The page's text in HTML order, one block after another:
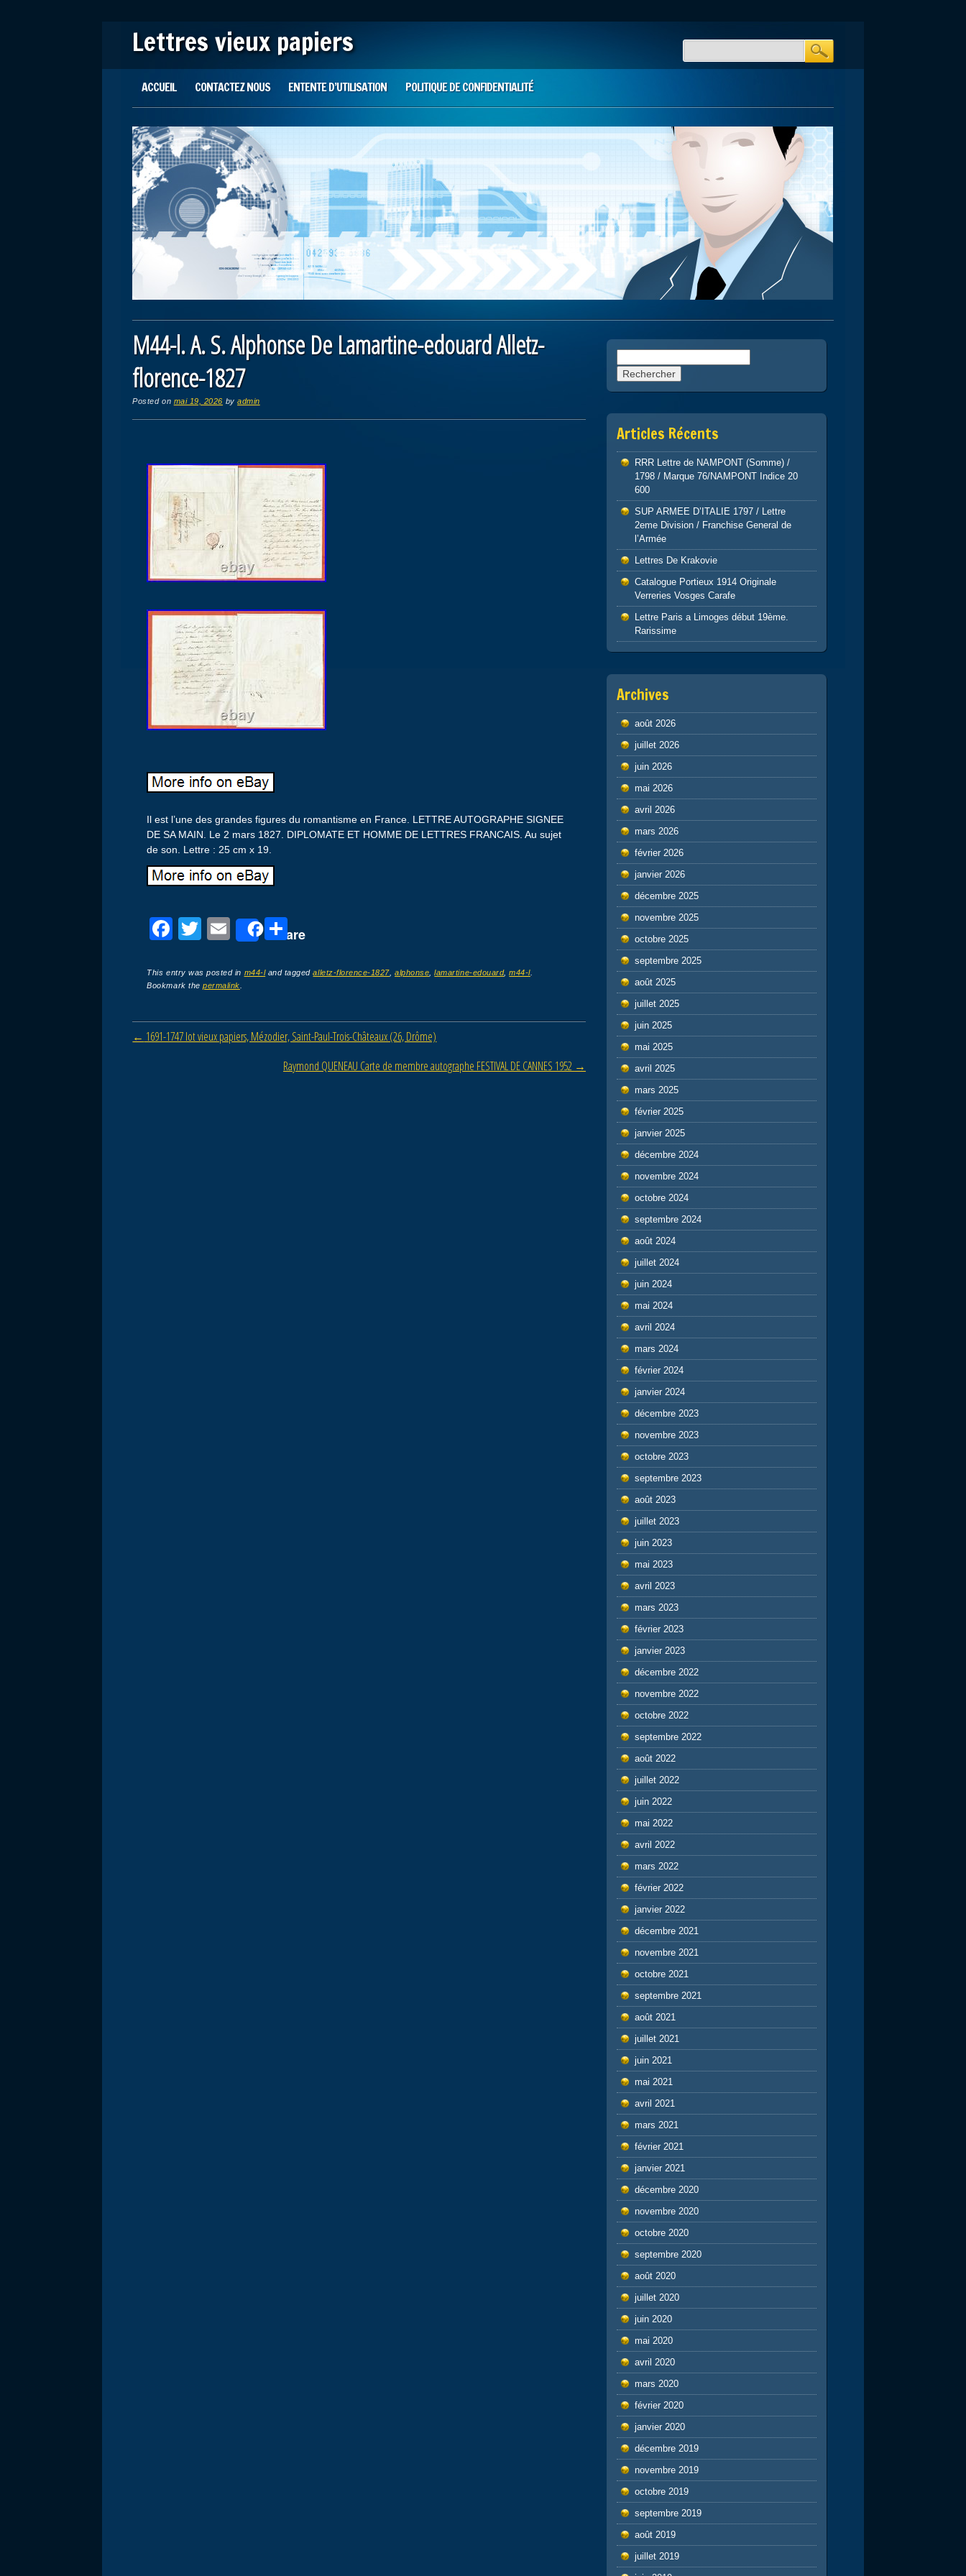
Lettres vieux papiers
Main menu
ACCUEIL CONTACTEZ NOUS ENTENTE D’UTILISATION POLITIQUE DE CONFIDENTIALITÉ
M44-l. A. S. Alphonse De Lamartine-edouard Alletz-
florence-1827
Posted on mai 19, 2026 byadmin
Il est l’une des grandes figures du romantisme en France. LETTRE AUTOGRAPHE SIGNEE
DE SA MAIN. Le 2 mars 1827. DIPLOMATE ET HOMME DE LETTRES FRANCAIS. Au sujet
de son. Lettre : 25 cm x 19.
F
c
e
b
o
T
tt
er
E
ail
Share
P
ta
er
This entry was posted in m44-land taggedalletz-florence-1827,alphonse ,lamartine-edouard,m44-l.
Bookmark thepermalink
Post navigation
← 1691-1747 lot vieux papiers, Mézodier, Saint-Paul-Trois-Châteaux (26, Drôme)
Raymond QUENEAU Carte de membre autographe FESTIVAL DE CANNES 1952 →
Articles Récents
RRR Lettre de NAMPONT (Somme) /
1798 / Marque 76/NAMPONT Indice 20
600
SUP ARMEE D’ITALIE 1797 / Lettre
2eme Division / Franchise General de
l’Armée
Lettres De Krakovie
Catalogue Portieux 1914 Originale
Verreries Vosges Carafe
Lettre Paris a Limoges début 19ème.
Rarissime
Archives
août 2026
juillet 2026
juin 2026
mai 2026
avril 2026
mars 2026
février 2026
janvier 2026
décembre 2025
novembre 2025
octobre 2025
septembre 2025
août 2025
juillet 2025
juin 2025
mai 2025
avril 2025
mars 2025
février 2025
janvier 2025
décembre 2024
novembre 2024
octobre 2024
septembre 2024
août 2024
juillet 2024
juin 2024
mai 2024
avril 2024
mars 2024
février 2024
janvier 2024
décembre 2023
novembre 2023
octobre 2023
septembre 2023
août 2023
juillet 2023
juin 2023
mai 2023
avril 2023
mars 2023
février 2023
janvier 2023
décembre 2022
novembre 2022
octobre 2022
septembre 2022
août 2022
juillet 2022
juin 2022
mai 2022
avril 2022
mars 2022
février 2022
janvier 2022
décembre 2021
novembre 2021
octobre 2021
septembre 2021
août 2021
juillet 2021
juin 2021
mai 2021
avril 2021
mars 2021
février 2021
janvier 2021
décembre 2020
novembre 2020
octobre 2020
septembre 2020
août 2020
juillet 2020
juin 2020
mai 2020
avril 2020
mars 2020
février 2020
janvier 2020
décembre 2019
novembre 2019
octobre 2019
septembre 2019
août 2019
juillet 2019